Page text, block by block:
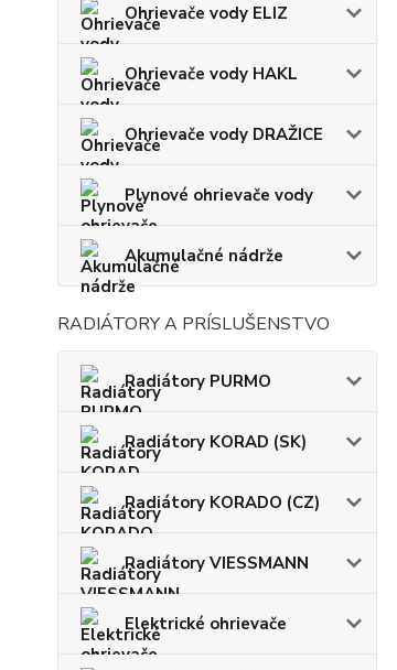
Ohrievače vody ELIZ
Ohrievače vody HAKL
Ohrievače vody DRAŽICE
Plynové ohrievače vody
Akumulačné nádrže
RADIÁTORY A PRÍSLUŠENSTVO
Radiátory PURMO
Radiátory KORAD (SK)
Radiátory KORADO (CZ)
Radiátory VIESSMANN
Elektrické ohrievače